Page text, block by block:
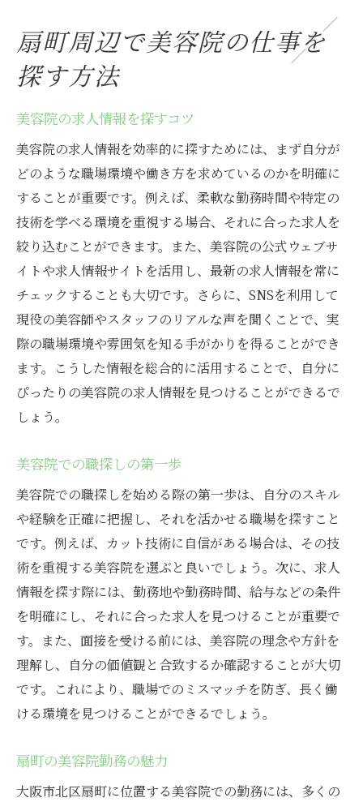
扇町周辺で美容院の仕事を
探す方法
美容院の求人情報を探すコツ
美容院の求人情報を効率的に探すためには、まず自分が
どのような職場環境や働き方を求めているのかを明確に
することが重要です。例えば、柔軟な勤務時間や特定の
技術を学べる環境を重視する場合、それに合った求人を
絞り込むことができます。また、美容院の公式ウェブサ
イトや求人情報サイトを活用し、最新の求人情報を常に
チェックすることも大切です。さらに、SNSを利用して
現役の美容師やスタッフのリアルな声を聞くことで、実
際の職場環境や雰囲気を知る手がかりを得ることができ
ます。こうした情報を総合的に活用することで、自分に
ぴったりの美容院の求人情報を見つけることができるで
しょう。
美容院での職探しの第一歩
美容院での職探しを始める際の第一歩は、自分のスキル
や経験を正確に把握し、それを活かせる職場を探すこと
です。例えば、カット技術に自信がある場合は、その技
術を重視する美容院を選ぶと良いでしょう。次に、求人
情報を探す際には、勤務地や勤務時間、給与などの条件
を明確にし、それに合った求人を見つけることが重要で
す。また、面接を受ける前には、美容院の理念や方針を
理解し、自分の価値観と合致するか確認することが大切
です。これにより、職場でのミスマッチを防ぎ、長く働
ける環境を見つけることができるでしょう。
扇町の美容院勤務の魅力
大阪市北区扇町に位置する美容院での勤務には、多くの